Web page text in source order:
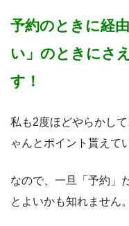
予約のときに経
い」のときにさ
す！
私も2度ほどやらかし
ゃんとポイント貰えて
なので、一旦「予約」
とよいかも知れません。